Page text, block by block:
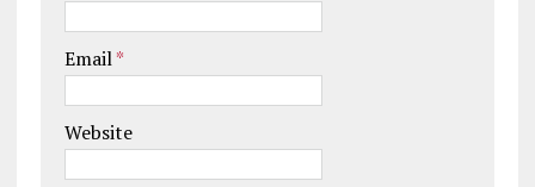
Email*
Website